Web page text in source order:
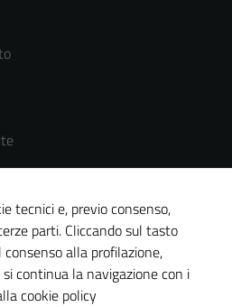
tecnici e, previo consenso,
parti. Cliccando sul tasto
alla profilazione,
continua la navigazione con i
cookie policy